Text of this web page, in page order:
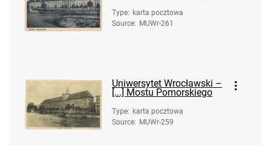
Type: karta pocztowa
Source: MUWr-261
Uniwersytet Wrocławski –
[...] Mostu Pomorskiego
Type: karta pocztowa
Source: MUWr-259